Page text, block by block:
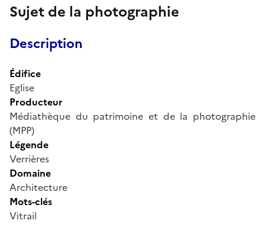
Sujet de la photographie
Description
Édifice
Eglise
Producteur
Médiathèque du patrimoine et de la photographie
(MPP)
Légende
Verrières
Domaine
Architecture
Mots-clés
Vitrail